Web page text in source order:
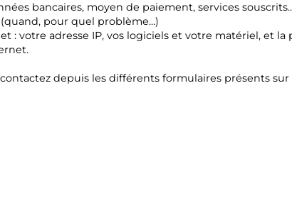
bancaires, moyen de paiement, services
pour quel problème...)
: votre adresse IP, vos logiciels et votre matériel, et
depuis les différents formulaires présents sur